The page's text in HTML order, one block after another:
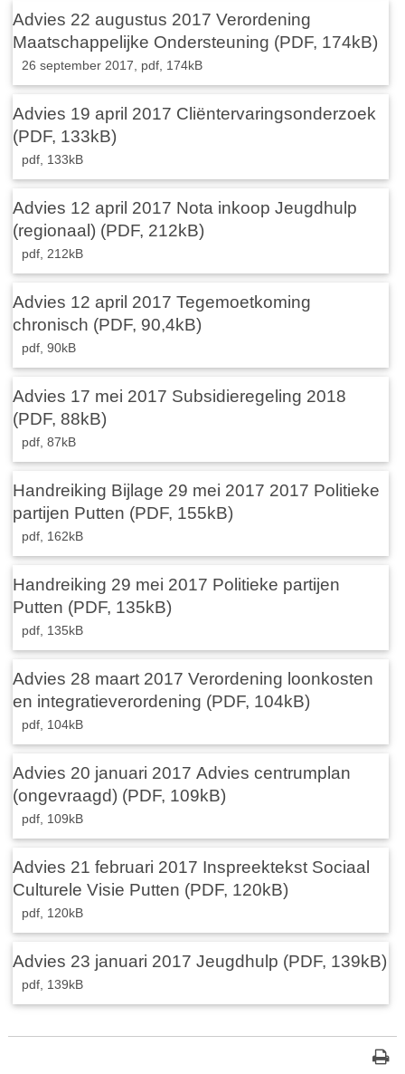
Advies 22 augustus 2017 Verordening
Maatschappelijke Ondersteuning (PDF, 174kB)
26 september 2017, pdf , 174kB
Advies 19 april 2017 Cliëntervaringsonderzoek
(PDF, 133kB)
pdf , 133kB
Advies 12 april 2017 Nota inkoop Jeugdhulp
(regionaal) (PDF, 212kB)
pdf , 212kB
Advies 12 april 2017 Tegemoetkoming
chronisch (PDF, 90,4kB)
pdf , 90kB
Advies 17 mei 2017 Subsidieregeling 2018
(PDF, 88kB)
pdf , 87kB
Handreiking Bijlage 29 mei 2017 2017 Politieke
partijen Putten (PDF, 155kB)
pdf , 162kB
Handreiking 29 mei 2017 Politieke partijen
Putten (PDF, 135kB)
pdf , 135kB
Advies 28 maart 2017 Verordening loonkosten
en integratieverordening (PDF, 104kB)
pdf , 104kB
Advies 20 januari 2017 Advies centrumplan
(ongevraagd) (PDF, 109kB)
pdf , 109kB
Advies 21 februari 2017 Inspreektekst Sociaal
Culturele Visie Putten (PDF, 120kB)
pdf , 120kB
Advies 23 januari 2017 Jeugdhulp (PDF, 139kB)
pdf , 139kB